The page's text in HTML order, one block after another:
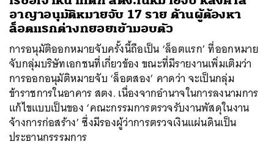
อาญาอนุมัติหมายจับ 17 ราย ด้านผู้ต้องหา
ล็อตแรกต่างทยอยเข้ามอบตัว
การอนุมัติออกหมายจับครั้งนี้ถือเป็น ‘ล็อตแรก’ ที่ออกหมาย
จับกลุ่มบริษัทเอกชนที่เกี่ยวข้อง ขณะที่มีรายงานเพิ่มเติมว่า
การออกอนุมัติหมายจับ ‘ล็อตสอง’ คาดว่า จะเป็นกลุ่ม
ข้าราชการในอาคาร สตง. เนื่องจากอำนาจในการลงนามการ
แก้ไขแบบเป็นของ ‘คณะกรรมการตรวจรับงานพัสดุในงาน
จ้างการก่อสร้าง’ ซึ่งมีรองผู้ว่าการตรวจเงินแผ่นดินเป็น
ประธานกรรรมการ